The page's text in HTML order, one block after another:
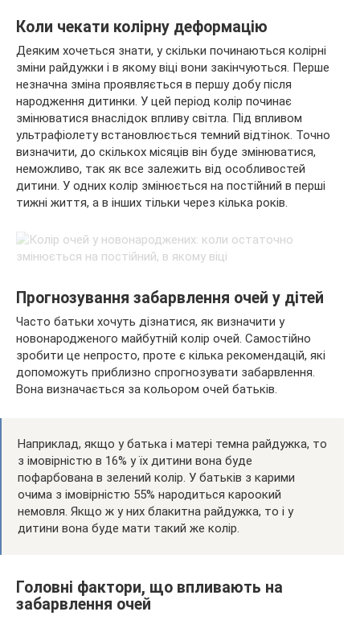
Коли чекати колірну деформацію
Деяким хочеться знати, у скільки починаються колірні
зміни райдужки і в якому віці вони закінчуються. Перше
незначна зміна проявляється в першу добу після
народження дитинки. У цей період колір починає
змінюватися внаслідок впливу світла. Під впливом
ультрафіолету встановлюється темний відтінок. Точно
визначити, до скількох місяців він буде змінюватися,
неможливо, так як все залежить від особливостей
дитини. У одних колір змінюється на постійний в перші
тижні життя, а в інших тільки через кілька років.
Прогнозування забарвлення очей у дітей
Часто батьки хочуть дізнатися, як визначити у
новонародженого майбутній колір очей. Самостійно
зробити це непросто, проте є кілька рекомендацій, які
допоможуть приблизно спрогнозувати забарвлення.
Вона визначається за кольором очей батьків.
Наприклад, якщо у батька і матері темна райдужка, то
з імовірністю в 16% у їх дитини вона буде
пофарбована в зелений колір. У батьків з карими
очима з імовірністю 55% народиться кароокий
немовля. Якщо ж у них блакитна райдужка, то і у
дитини вона буде мати такий же колір.
Головні фактори, що впливають на
забарвлення очей